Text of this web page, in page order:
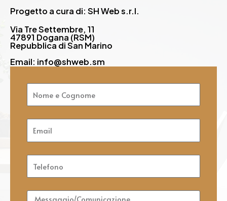
Progetto a cura di: SH Web s.r.l.
Via Tre Settembre, 11
47891 Dogana (RSM)
Repubblica di San Marino
Email: info@shweb.sm
Nome
e
Cognome
Email
Telefono
Messaggio/Comunicazione